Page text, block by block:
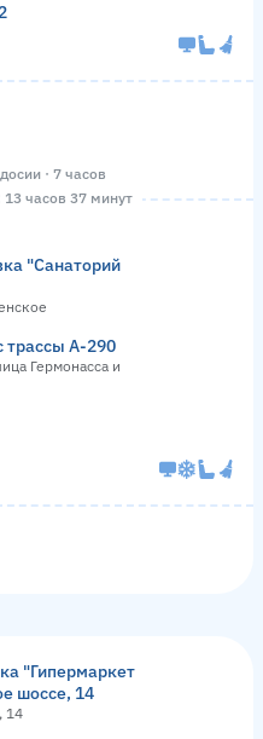
· 7 часов
часов 37 минут
"Санаторий
трассы А-290
Гермонасса и
"Гипермаркет
шоссе, 14
14